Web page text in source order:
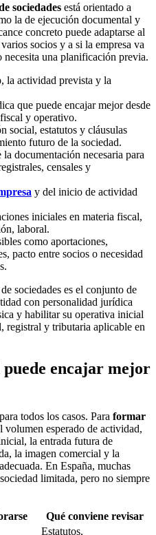
sociedades está orientado a
la de ejecución documental y
concreto puede adaptarse al
socios y a si la empresa va
necesita una planificación previa.
la actividad prevista y la
que puede encajar mejor desde
y operativo.
social, estatutos y cláusulas
futuro de la sociedad.
documentación necesaria para
censales y
y del inicio de actividad
iniciales en materia fiscal,
laboral.
como aportaciones,
pacto entre socios o necesidad
sociedades es el conjunto de
con personalidad jurídica
y habilitar su operativa inicial
registral y tributaria aplicable en
puede encajar mejor
todos los casos. Para formar
volumen esperado de actividad,
la entrada futura de
la imagen comercial y la
En España, muchas
limitada, pero no siempre
Qué conviene revisar
Estatutos,